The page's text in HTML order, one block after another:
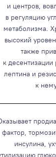
и центров,
в регуляцию
метаболизма.
высокий
также
к десентизации
лептина и
к
фактор,
инсулина,